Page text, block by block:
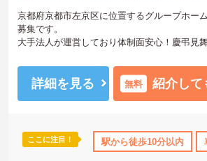
日以上 資格取得サポート 研修制度あ
京都府京都市左京区に位置するグループホー
募集です。
大手法人が運営しており体制面安心！慶弔見
ご興味のある方には、面接対策ポイントなど
たしますので、お気軽にご相談ください。
詳細を見る 無料 紹介して
ここに注目！ 駅から徒歩10分以内